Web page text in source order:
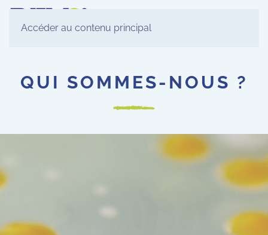
Accéder au contenu principal
QUI SOMMES-NOUS ?